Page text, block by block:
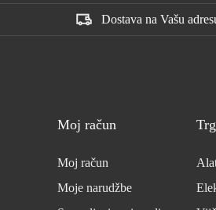
Dostava na Vašu
Moj račun
Moj račun
Moje narudžbe